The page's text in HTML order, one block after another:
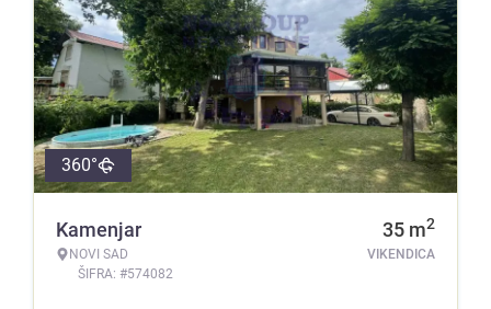
360°
Kamenjar
NOVI SAD
ŠIFRA: #574082
35 m2
VIKENDICA